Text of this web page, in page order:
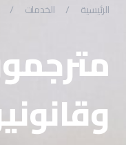
الرئيسية / الخدمات /